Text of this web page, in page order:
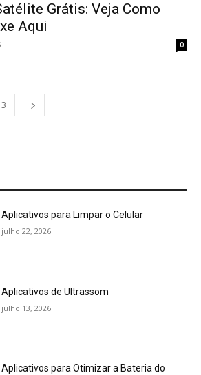
Grátis: Veja Como
Aqui
0
3
Aplicativos para Limpar o Celular
julho 22, 2026
Aplicativos de Ultrassom
julho 13, 2026
Aplicativos para Otimizar a Bateria do